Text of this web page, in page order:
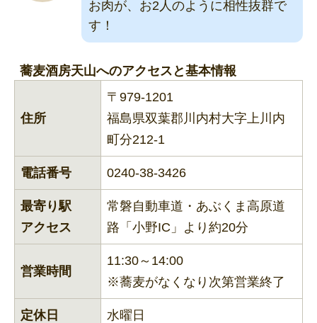
お肉が、お2人のように相性抜群で
す！
蕎麦酒房天山へのアクセスと基本情報
住所
〒979-1201
福島県双葉郡川内村大字上川内
町分212-1
電話番号 0240-38-3426
最寄り駅
アクセス
常磐自動車道・あぶくま高原道
路「小野IC」より約20分
営業時間
11:30～14:00
※蕎麦がなくなり次第営業終了
定休日 水曜日